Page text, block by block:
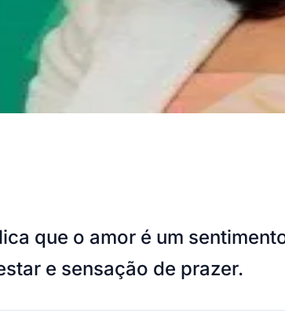
que o amor é um
e sensação de prazer.